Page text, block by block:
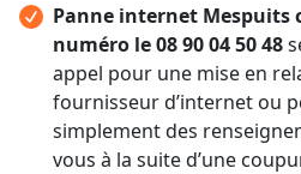
Panne internet Mespuits
numéro le 08 90 04 50 48
appel pour une mise en
fournisseur d’internet ou
simplement des
vous à la suite d’une